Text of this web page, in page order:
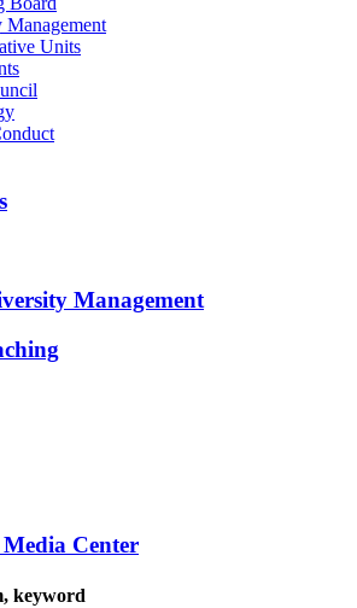
Units
Management
Center
keyword